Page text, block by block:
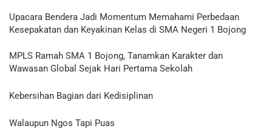
Upacara Bendera Jadi Momentum Memahami Perbedaan
Kesepakatan dan Keyakinan Kelas di SMA Negeri 1 Bojong
MPLS Ramah SMA 1 Bojong, Tanamkan Karakter dan
Wawasan Global Sejak Hari Pertama Sekolah
Kebersihan Bagian dari Kedisiplinan
Walaupun Ngos Tapi Puas